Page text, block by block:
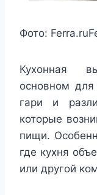
Фото: Ferra.ru
Кухонная
основном
гари и
которые
пищи.
где кухня
или другой